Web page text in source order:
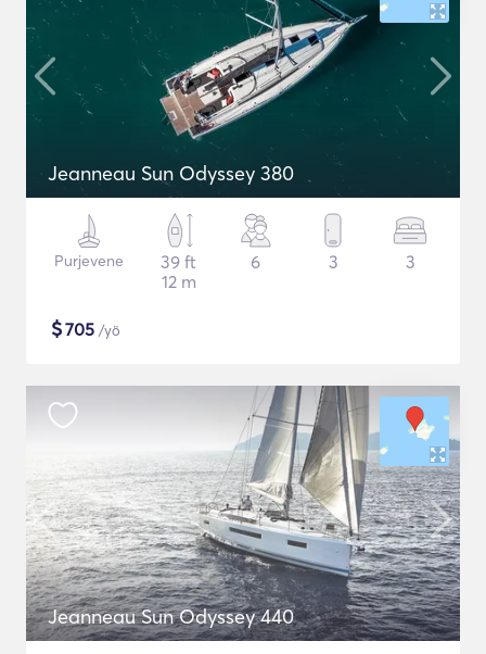
Jeanneau Sun Odyssey 380
Purjevene
39 ft
12 m
6 3 3
$705 /yö
Jeanneau Sun Odyssey 440